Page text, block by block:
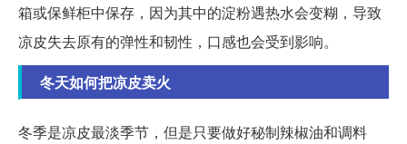
箱或保鲜柜中保存，因为其中的淀粉遇热水会变糊，导致
凉皮失去原有的弹性和韧性，口感也会受到影响。
冬天如何把凉皮卖火
冬季是凉皮最淡季节，但是只要做好秘制辣椒油和调料